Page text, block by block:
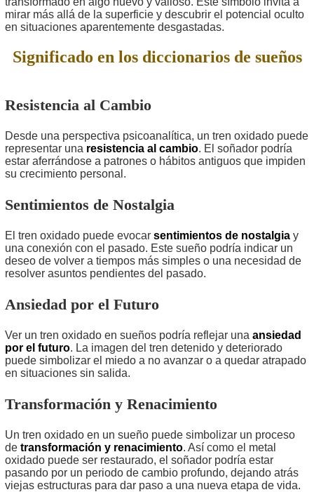
mirar más allá de la superficie y descubrir el potencial oculto
en situaciones aparentemente desgastadas.
Significado en los diccionarios de sueños
Resistencia al Cambio
Desde una perspectiva psicoanalítica, un tren oxidado puede
representar una resistencia al cambio. El soñador podría
estar aferrándose a patrones o hábitos antiguos que impiden
su crecimiento personal.
Sentimientos de Nostalgia
El tren oxidado puede evocar sentimientos de nostalgia y
una conexión con el pasado. Este sueño podría indicar un
deseo de volver a tiempos más simples o una necesidad de
resolver asuntos pendientes del pasado.
Ansiedad por el Futuro
Ver un tren oxidado en sueños podría reflejar una ansiedad
por el futuro. La imagen del tren detenido y deteriorado
puede simbolizar el miedo a no avanzar o a quedar atrapado
en situaciones sin salida.
Transformación y Renacimiento
Un tren oxidado en un sueño puede simbolizar un proceso
de transformación y renacimiento. Así como el metal
oxidado puede ser restaurado, el soñador podría estar
pasando por un periodo de cambio profundo, dejando atrás
viejas estructuras para dar paso a una nueva etapa de vida.